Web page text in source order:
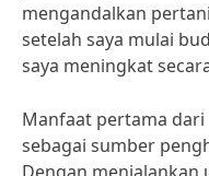
mengandalkan
setelah saya mulai
saya meningkat
Manfaat pertama
sebagai sumber